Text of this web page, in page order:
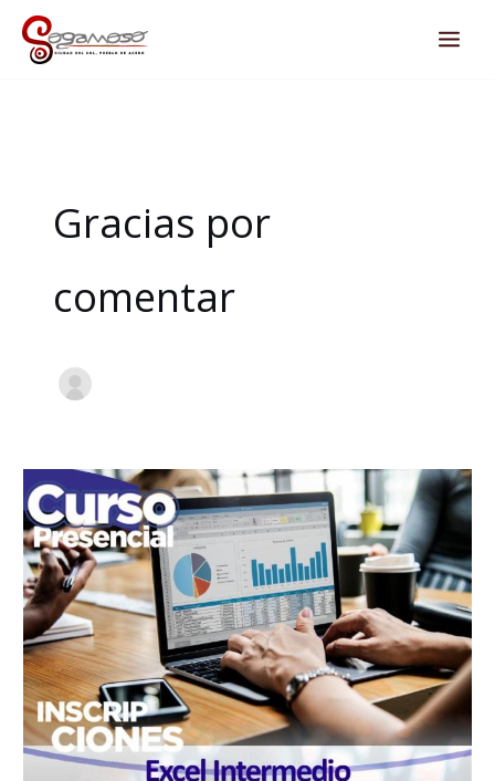
contenido
Gracias por
comentar
CURSO
PRESENCIAL:
EXCEL
INTERMEDIO